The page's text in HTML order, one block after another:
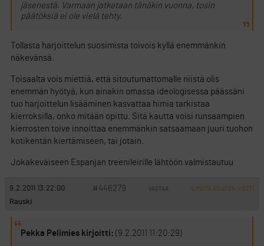
jäsenestä. Varmaan jatketaan tänäkin vuonna, tosin
päätöksiä ei ole vielä tehty.
Tollasta harjoittelun suosimista toivois kyllä enemmänkin
näkevänsä.
Toisaalta vois miettiä, että sitoutumattomalle niistä olis
enemmän hyötyä, kun ainakin omassa ideologisessa päässäni
tuo harjoittelun lisääminen kasvattaa himia tarkistaa
kierroksilla, onko mitään opittu. Sitä kautta voisi runsaampien
kierrosten toive innoittaa enemmänkin satsaamaan juuri tuohon
kotikentän kiertämiseen, tai jotain.
Jokakeväiseen Espanjan treenileirille lähtöön valmistautuu
9.2.2011 13:22:00 #446279 VASTAA ILMOITA ASIATON VIESTI
Rauski
Pekka Pelimies kirjoitti: (9.2.2011 11:20:29)